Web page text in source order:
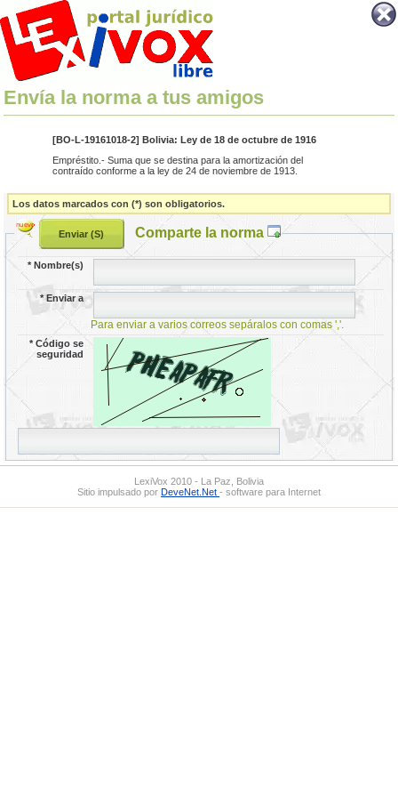
Envía la norma a tus amigos
[BO-L-19161018-2] Bolivia: Ley de 18 de octubre de 1916
Empréstito.- Suma que se destina para la amortización del
contraído conforme a la ley de 24 de noviembre de 1913.
Los datos marcados con (*) son obligatorios.
Comparte la norma
*Nombre(s)
*Enviar a
Para enviar a varios correos sepáralos con comas ','.
*Código se
seguridad
LexiVox 2010 - La Paz, Bolivia
Sitio impulsado por DeveNet.Net - software para Internet